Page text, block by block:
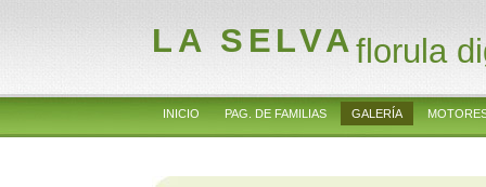
LA SELVAflorula
INICIO PAG. DE FAMILIAS GALERÍA